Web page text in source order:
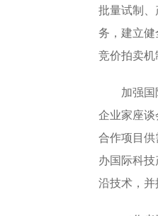
批量试制
务，建立
竞价拍卖机
加强
企业家座
合作项目
办国际科
沿技术，并